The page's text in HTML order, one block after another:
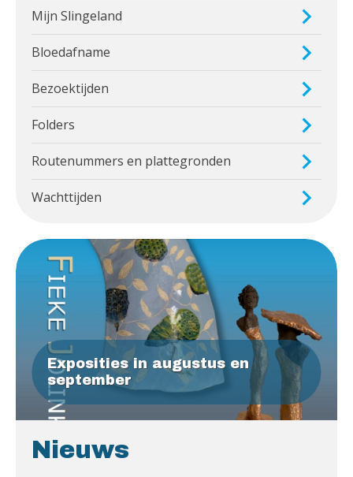
Mijn Slingeland
Bloedafname
Bezoektijden
Folders
Routenummers en plattegronden
Wachttijden
Exposities in augustus en
september
Nieuws